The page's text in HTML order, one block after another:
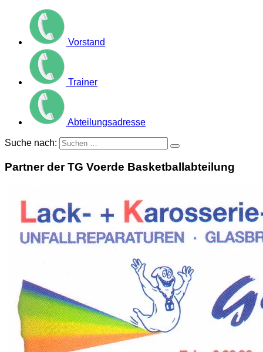
Vorstand
Trainer
Abteilungsadresse
Suche nach:
Partner der TG Voerde Basketballabteilung